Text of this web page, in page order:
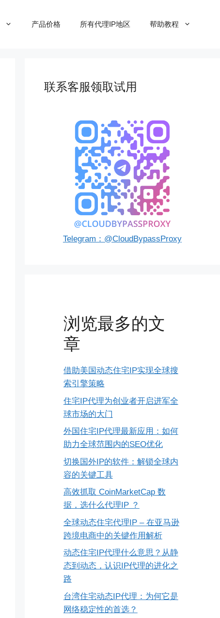
产品价格 所有代理IP地区 帮助教程
联系客服领取试用
Telegram：@CloudBypassProxy
浏览最多的文
章
借助美国动态住宅IP实现全球搜
索引擎策略
住宅IP代理为创业者开启进军全
球市场的大门
外国住宅IP代理最新应用：如何
助力全球范围内的SEO优化
切换国外IP的软件：解锁全球内
容的关键工具
高效抓取 CoinMarketCap 数
据，选什么代理IP ？
全球动态住宅代理IP – 在亚马逊
跨境电商中的关键作用解析
动态住宅IP代理什么意思？从静
态到动态，认识IP代理的进化之
路
台湾住宅动态IP代理：为何它是
网络稳定性的首选？